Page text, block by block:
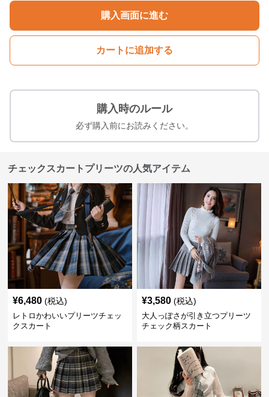
購入画面に進む
カートに追加する
購入時のルール
必ず購入前にお読みください。
チェックスカートプリーツの人気アイテム
¥6,480 (税込)
レトロかわいいプリーツチェッ
クスカート
¥3,580 (税込)
大人っぽさが引き立つプリーツ
チェック柄スカート